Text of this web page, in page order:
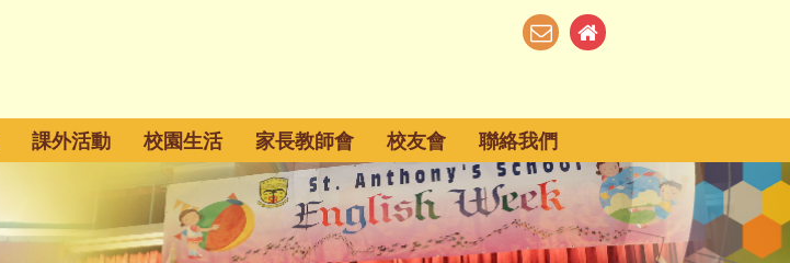
課外活動 校園生活 家長教師會 校友會 聯絡我們